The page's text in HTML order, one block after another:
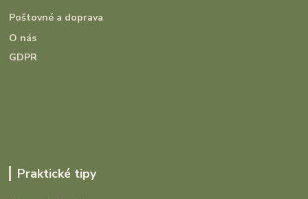
Poštovné a doprava
O nás
GDPR
Praktické tipy